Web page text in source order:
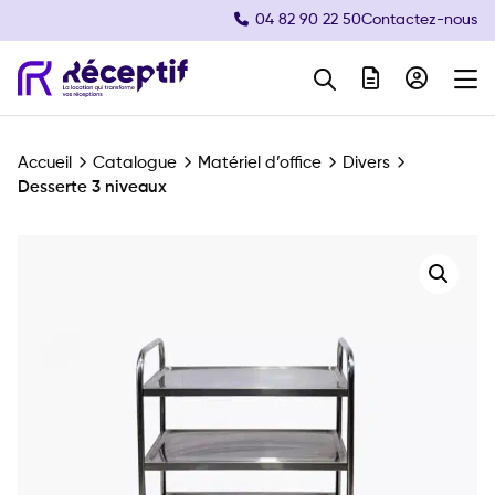
04 82 90 22 50Contactez-nous
Navigation principale
Accueil Catalogue Matériel d’office
Divers
Desserte 3 niveaux